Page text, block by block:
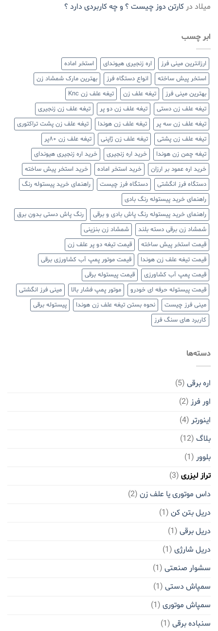
میلاد در کارتن دوز چیست ؟ و چه کاربردی دارد ؟
ابر چسب
ارزانترین مینی فرز اره زنجیری هیوندای
استخر اماده
استخر پیش ساخته
انواع دستگاه فرز
بهترین مارک شمشاد زن
بهترین مینی فرز
تیغه علف زن
تیغه علف زن Knc
تیغه علف زن دستی
تیغه علف زن دو پر
تیغه علف زن زنجیری
تیغه علف زن سه پر
تیغه علف زن هوندا
تیغه علف زن پشت تراکتوری
تیغه علف زن پشتی
تیغه علف زن ژاپنی
تیغه علف زن ۸۰پر
تیغه چمن زن هوندا
خرید اره زنجیری
خرید اره زنجیری هیوندای
خرید اره عمود بر ارزان
خرید استخر اماده
خرید استخر پیش ساخته
دستگاه فرز انگشتی
دستگاه فرز چیست
راهنمای خرید پیستوله رنگ
راهنمای خرید پیستوله رنگ بادی
راهنمای خرید پیستوله رنگ پاش بادی و برقی
رنگ پاش دستی بدون برق
شمشاد زن برقی دسته بلند
شمشاد زن بنزینی
قیمت استخر پیش ساخته
قیمت تیغه دو پر علف زن
قیمت تیغه علف زن هوندا
قیمت موتور پمپ آب کشاورزی برقی
قیمت پمپ آب کشاورزی
قیمت پیستوله برقی
قیمت پیستوله حرفه ای خودرو
موتور پمپ فشار بالا
مینی فرز انگشتی
مینی فرز چیست
نحوه بستن تیغه علف زن هوندا
پیستوله برقی
کاربرد های سنگ فرز
دسته‌ها
اره برقی (5)
اور فرز (2)
اینورتر (4)
بلاگ (12)
بلوور (1)
تراز لیزری (3)
داس موتوری یا علف زن (2)
دریل بتن کن (1)
دریل برقی (1)
دریل شارژی (1)
سشوار صنعتی (1)
سمپاش دستی (1)
سمپاش موتوری (1)
سنباده برقی (1)